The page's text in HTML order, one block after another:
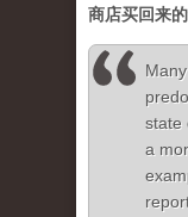
商店买回来的
state
a